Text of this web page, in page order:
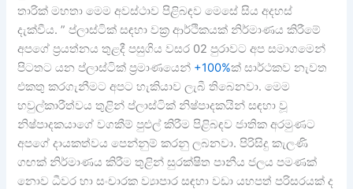
තාරික් මහතා මෙම අවස්ථාව පිළිබඳව මෙසේ සිය අදහස්
දැක්වීය. ” ප්ලාස්ටික් සඳහා වක්‍ර ආර්ථිකයක් නිර්මාණය කිරීමේ
අපගේ ප්‍රයත්නය තුළදී පසුගිය වසර 02 පුරාවට අප සමාගමෙන්
පිටතට යන ප්ලාස්ටික් ප්‍රමාණයෙන් +100%ක් සාර්ථකව නැවත
එකතු කරගැනීමට අපට හැකියාව ලැබී තිබෙනවා. මෙම
හවුල්කාරීත්වය තුළින් ප්ලාස්ටික් නිෂ්පාදකයින් සඳහා වූ
නිෂ්පාදකයාගේ වගකීම් පුළුල් කිරීම පිළිබඳව ජාතික අරමුණට
අපගේ දායකත්වය පෙන්නුම් කරනු ලබනවා. පිරිසිදු කැලණි
ගඟක් නිර්මාණය කිරීම තුළින් සුරක්ෂිත පානීය ජලය පමණක්
නොව ධීවර හා සංචාරක ව්‍යාපාර සඳහා වඩා යහපත් පරිසරයක් ද